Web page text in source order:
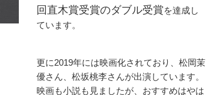
回直木賞受賞のダブル受賞を達成し
ています。
更に2019年には映画化されており、松岡茉
優さん、松坂桃李さんが出演しています。
映画も小説も見ましたが、おすすめはやは